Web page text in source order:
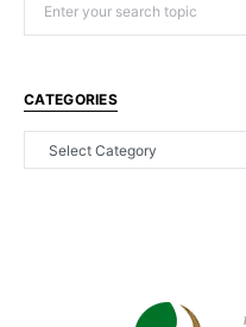
CATEGORIES